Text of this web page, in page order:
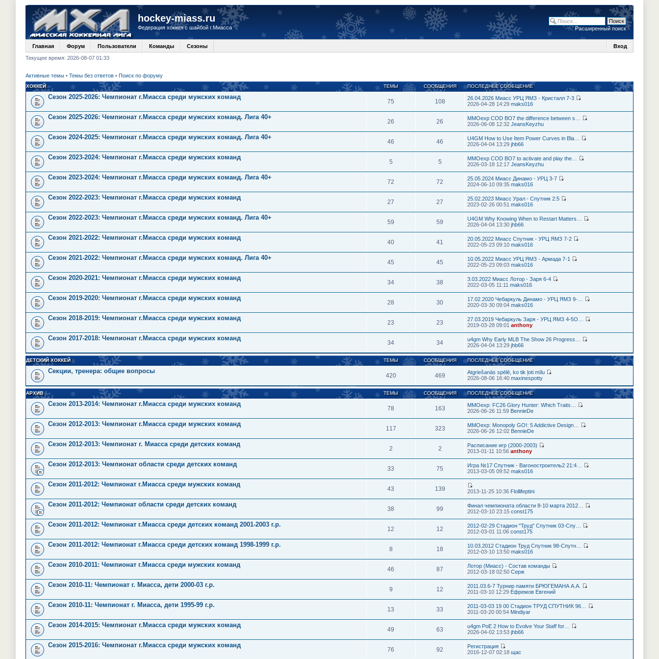
hockey-miass.ru
Федерация хоккея с шайбой г.Миасса Расширенный поиск
Главная Форум Пользователи Команды Сезоны
Вход
Текущее время: 2026-08-07 01:33
Активные темы • Темы без ответов • Поиск по форуму
ХОККЕЙ ТЕМЫ СООБЩЕНИЯ ПОСЛЕДНЕЕ СООБЩЕНИЕ
Сезон 2025-2026: Чемпионат г.Миасса среди мужских команд
75 108
26.04.2026 Миасс УРЦ ЯМЗ - Кристалл 7-3
2026-04-28 14:29 maks016
Сезон 2025-2026: Чемпионат г.Миасса среди мужских команд. Лига 40+
26 26
MMOexp COD BO7 the difference between s…
2026-06-08 12:32 JeansKeyzhu
Сезон 2024-2025: Чемпионат г.Миасса среди мужских команд. Лига 40+
46 46
U4GM How to Use Item Power Curves in Bla…
2026-04-04 13:29 jhb66
Сезон 2023-2024: Чемпионат г.Миасса среди мужских команд
5 5
MMOexp COD BO7 to activate and play the…
2026-03-18 12:17 JeansKeyzhu
Сезон 2023-2024: Чемпионат г.Миасса среди мужских команд. Лига 40+
72 72
25.05.2024 Миасс Динамо - УРЦ 3-7
2024-06-10 09:35 maks016
Сезон 2022-2023: Чемпионат г.Миасса среди мужских команд
27 27
25.02.2023 Миасс Урал - Спутник 2:5
2023-02-26 00:51 maks016
Сезон 2022-2023: Чемпионат г.Миасса среди мужских команд. Лига 40+
59 59
U4GM Why Knowing When to Restart Matters…
2026-04-04 13:30 jhb66
Сезон 2021-2022: Чемпионат г.Миасса среди мужских команд
40 41
20.05.2022 Миасс Спутник - УРЦ ЯМЗ 7-2
2022-05-23 09:10 maks016
Сезон 2021-2022: Чемпионат г.Миасса среди мужских команд. Лига 40+
45 45
10.05.2022 Миасс УРЦ ЯМЗ - Армада 7-1
2022-05-23 09:03 maks016
Сезон 2020-2021: Чемпионат г.Миасса среди мужских команд
34 38
3.03.2022 Миасс Лотор - Заря 6-4
2022-03-05 11:11 maks016
Сезон 2019-2020: Чемпионат г.Миасса среди мужских команд
28 30
17.02.2020 Чебаркуль Динамо - УРЦ ЯМЗ 9-…
2020-03-30 09:04 maks016
Сезон 2018-2019: Чемпионат г.Миасса среди мужских команд
23 23
27.03.2019 Чебаркуль Заря - УРЦ ЯМЗ 4-5О…
2019-03-28 09:01 anthony
Сезон 2017-2018: Чемпионат г.Миасса среди мужских команд
34 34
u4gm Why Early MLB The Show 26 Progress…
2026-04-04 13:29 jhb66
ДЕТСКИЙ ХОККЕЙ ТЕМЫ СООБЩЕНИЯ ПОСЛЕДНЕЕ СООБЩЕНИЕ
Секции, тренера: общие вопросы
420 469
Atgriešanās spēlē, ko tik ļoti mīlu
2026-08-06 16:40 maxinespotty
АРХИВ ТЕМЫ СООБЩЕНИЯ ПОСЛЕДНЕЕ СООБЩЕНИЕ
Сезон 2013-2014: Чемпионат г.Миасса среди мужских команд
78 163
MMOexp: FC26 Glory Hunter: Which Traits…
2026-06-26 11:59 BennieDe
Сезон 2012-2013: Чемпионат г.Миасса среди мужских команд
117 323
MMOexp: Monopoly GO!: 5 Addictive Design…
2026-06-26 12:02 BennieDe
Сезон 2012-2013: Чемпионат г. Миасса среди детских команд
2 2
Расписание игр (2000-2003)
2013-01-11 10:56 anthony
Сезон 2012-2013: Чемпионат области среди детских команд
33 75
Игра №17 Спутник - Вагоностроитель2 21:4…
2013-03-05 09:52 maks016
Сезон 2011-2012: Чемпионат г.Миасса среди мужских команд
43 139 2013-11-25 10:36 Flollifeptini
Сезон 2011-2012: Чемпионат области среди детских команд
38 99
Финал чемпионата области 8-10 марта 2012…
2012-03-10 23:15 const175
Сезон 2011-2012: Чемпионат г.Миасса среди детских команд 2001-2003 г.р.
12 12
2012-02-29 Стадион "Труд" Спутник 03-Спу…
2012-03-01 11:06 const175
Сезон 2011-2012: Чемпионат г.Миасса среди детских команд 1998-1999 г.р.
8 18
10.03.2012 Стадион Труд Спутник 98-Спутн…
2012-03-10 13:50 maks016
Сезон 2010-2011: Чемпионат г.Миасса среди мужских команд
46 87
Лотор (Миасс) - Состав команды
2012-03-18 02:50 Серж
Сезон 2010-11: Чемпионат г. Миасса, дети 2000-03 г.р.
9 12
2011.03.6-7 Турнир памяти БРЮГЕМАНА А.А.
2011-03-10 12:29 Ефремов Евгений
Сезон 2010-11: Чемпионат г. Миасса, дети 1995-99 г.р.
13 33
2011-03-03 19 00 Стадион ТРУД СПУТНИК 96…
2011-03-20 00:54 Mindiyar
Сезон 2014-2015: Чемпионат г.Миасса среди мужских команд
49 63
u4gm PoE 2 How to Evolve Your Staff for…
2026-04-02 13:53 jhb66
Сезон 2015-2016: Чемпионат г.Миасса среди мужских команд
76 92
Регистрация
2016-12-07 02:18 щас